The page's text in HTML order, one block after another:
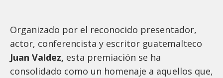
Organizado por el reconocido presentador,
actor, conferencista y escritor guatemalteco
Juan Valdez, esta premiación se ha
consolidado como un homenaje a aquellos que,